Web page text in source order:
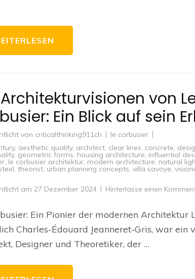
von
Ein Blick auf sein
von criticalthinking911ch
le corbusier
, aesthetic quality, architect, clear lines, concrete,
, geometric forms, housing architecture, influential
, le corbusier architektur, modern architecture, natural
, theorist, urban planning concepts, villa savoye,
am 27 Dezember 2024 Hinterlasse einen
Ein Pionier der modernen Architektur
Charles-Édouard Jeanneret-Gris, war ein
Designer und Theoretiker, der …